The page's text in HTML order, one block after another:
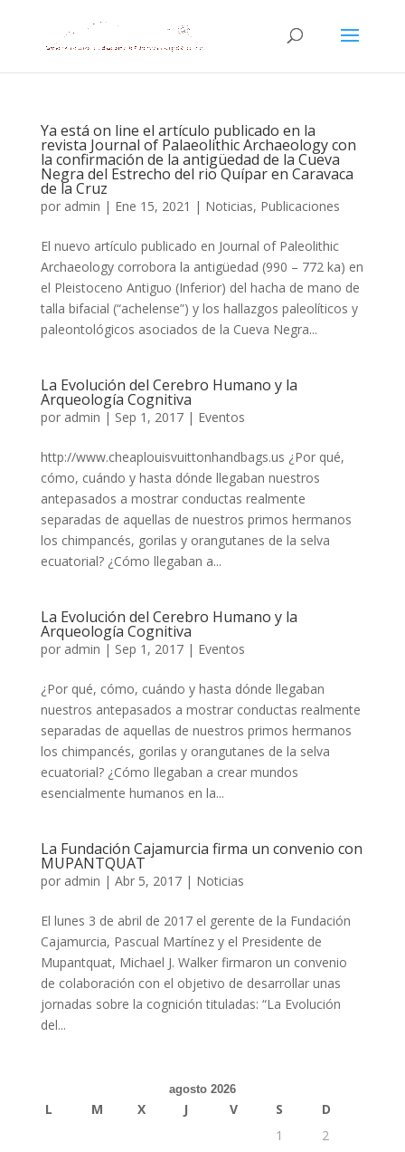
Ya está on line el artículo publicado en la
revista Journal of Palaeolithic Archaeology con
la confirmación de la antigüedad de la Cueva
Negra del Estrecho del rio Quípar en Caravaca
de la Cruz
por admin | Ene 15, 2021 | Noticias, Publicaciones
El nuevo artículo publicado en Journal of Paleolithic
Archaeology corrobora la antigüedad (990 – 772 ka) en
el Pleistoceno Antiguo (Inferior) del hacha de mano de
talla bifacial (“achelense”) y los hallazgos paleolíticos y
paleontológicos asociados de la Cueva Negra...
La Evolución del Cerebro Humano y la
Arqueología Cognitiva
por admin | Sep 1, 2017| Eventos
http://www.cheaplouisvuittonhandbags.us ¿Por qué,
cómo, cuándo y hasta dónde llegaban nuestros
antepasados a mostrar conductas realmente
separadas de aquellas de nuestros primos hermanos
los chimpancés, gorilas y orangutanes de la selva
ecuatorial? ¿Cómo llegaban a...
La Evolución del Cerebro Humano y la
Arqueología Cognitiva
por admin | Sep 1, 2017| Eventos
¿Por qué, cómo, cuándo y hasta dónde llegaban
nuestros antepasados a mostrar conductas realmente
separadas de aquellas de nuestros primos hermanos
los chimpancés, gorilas y orangutanes de la selva
ecuatorial? ¿Cómo llegaban a crear mundos
esencialmente humanos en la...
La Fundación Cajamurcia firma un convenio con
MUPANTQUAT
por admin | Abr 5, 2017| Noticias
El lunes 3 de abril de 2017 el gerente de la Fundación
Cajamurcia, Pascual Martínez y el Presidente de
Mupantquat, Michael J. Walker firmaron un convenio
de colaboración con el objetivo de desarrollar unas
jornadas sobre la cognición tituladas: “La Evolución
del...
agosto 2026
L M X J V S
D
1
2